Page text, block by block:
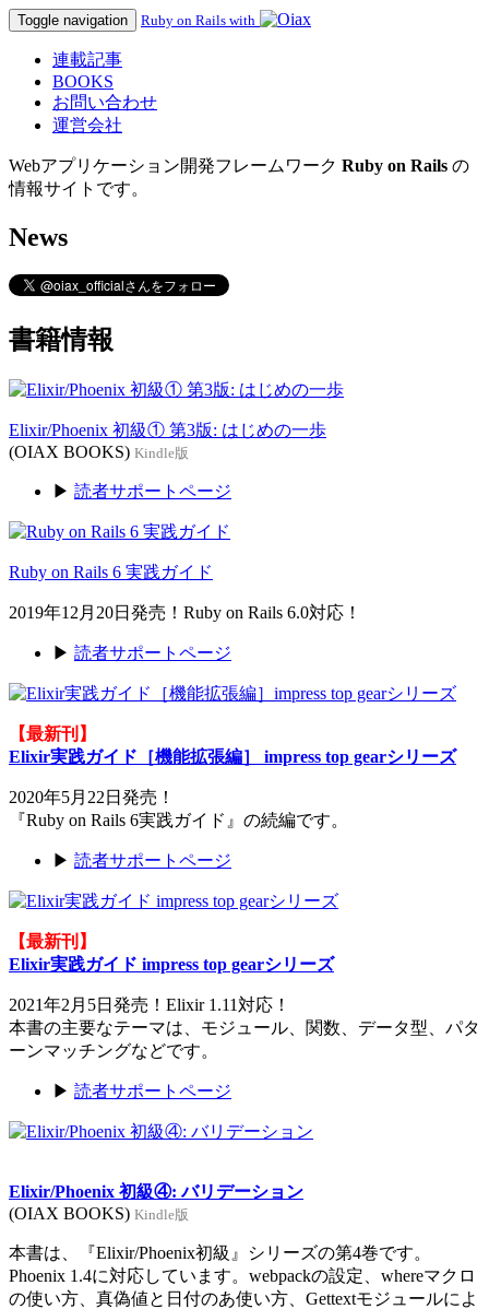
Toggle navigation Ruby on Rails with
連載記事
BOOKS
お問い合わせ
運営会社
Webアプリケーション開発フレームワーク Ruby on Rails の
情報サイトです。
News
書籍情報
Elixir/Phoenix 初級① 第3版: はじめの一歩
(OIAX BOOKS) Kindle版
▶ 読者サポートページ
Ruby on Rails 6 実践ガイド
2019年12月20日発売！Ruby on Rails 6.0対応！
▶ 読者サポートページ
【最新刊】
Elixir実践ガイド［機能拡張編］ impress top gearシリーズ
2020年5月22日発売！
『Ruby on Rails 6実践ガイド』の続編です。
▶ 読者サポートページ
【最新刊】
Elixir実践ガイド impress top gearシリーズ
2021年2月5日発売！Elixir 1.11対応！
本書の主要なテーマは、モジュール、関数、データ型、パタ
ーンマッチングなどです。
▶ 読者サポートページ
Elixir/Phoenix 初級④: バリデーション
(OIAX BOOKS) Kindle版
本書は、『Elixir/Phoenix初級』シリーズの第4巻です。
Phoenix 1.4に対応しています。webpackの設定、whereマクロ
の使い方、真偽値と日付のあ使い方、Gettextモジュールによ